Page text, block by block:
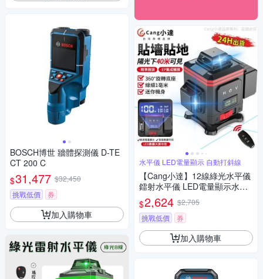
BOSCH博世 牆體探測儀 D-TE
CT 200 C
$31,477 $32,450
挑戰低價
券
加入購物車
水平儀 LED電量顯示 自動打斜線
【Cang小達】12線綠光水平儀
鐳射水平儀 LED電量顯示水平
儀 貼地儀 觸控式室外裝修自動
打斜線【品牌保障 售後無憂】-
數顯中控屏款12線綠光
$2,624 $2,705
挑戰低價
券
加入購物車